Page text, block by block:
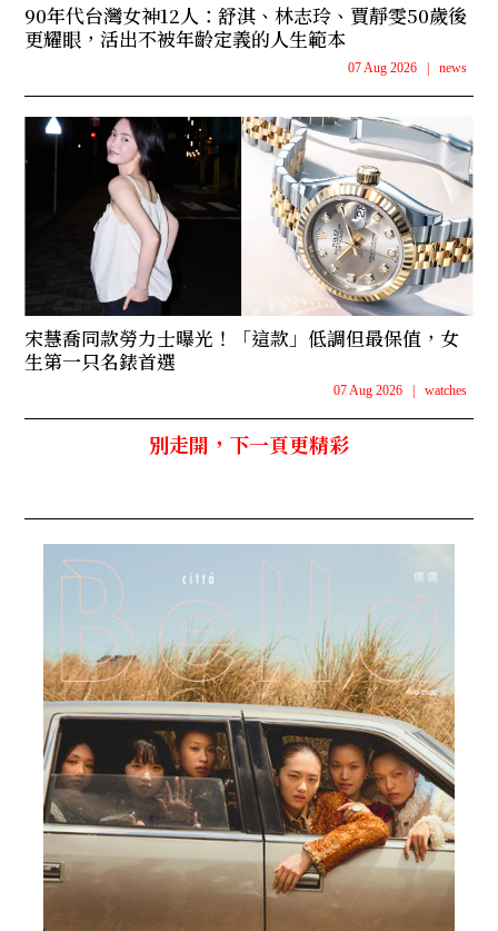
90年代台灣女神12人：舒淇、林志玲、賈靜雯50歲後
更耀眼，活出不被年齡定義的人生範本
07 Aug 2026 news
宋慧喬同款勞力士曝光！「這款」低調但最保值，女
生第一只名錶首選
07 Aug 2026 watches
別走開，下一頁更精彩